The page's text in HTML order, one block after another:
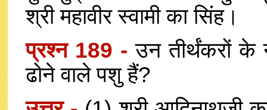
श्री महावीर स्वामी का सिंह।
प्रश्न 189 -उन तीर्थंकरों के
ढोने वाले पशु हैं?